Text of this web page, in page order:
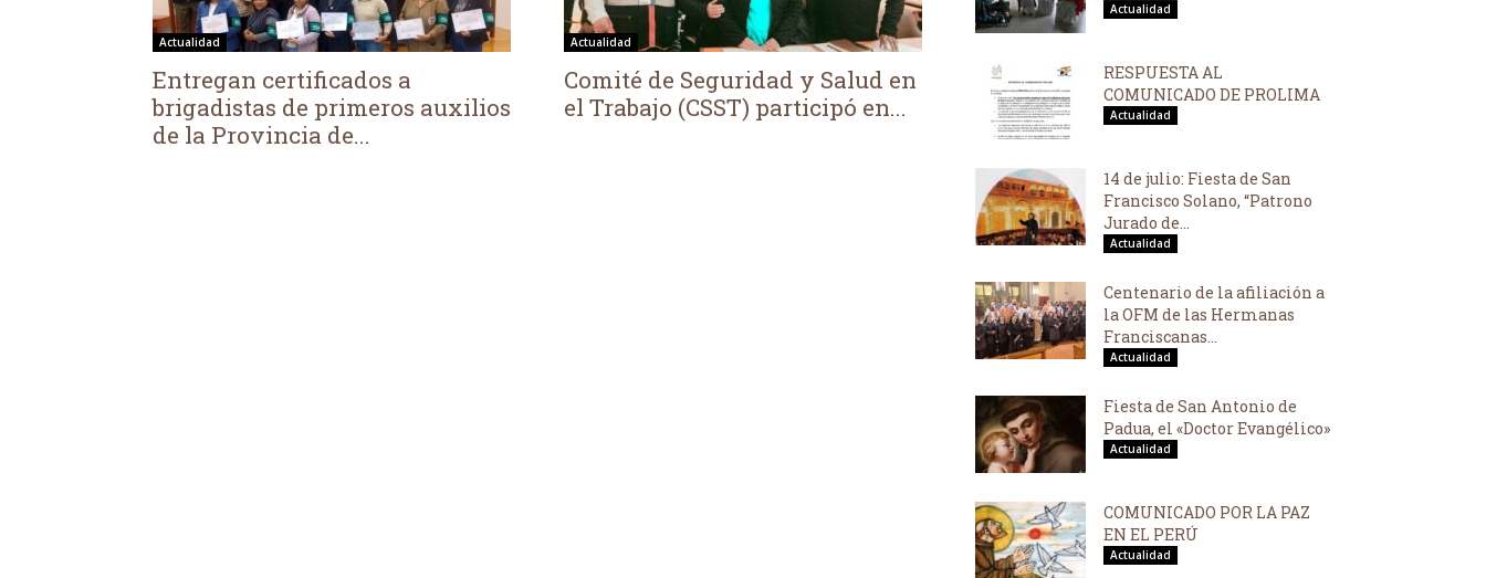
Actualidad
Entregan certificados a
brigadistas de primeros auxilios
de la Provincia de...
Actualidad
Comité de Seguridad y Salud en
el Trabajo (CSST) participó en...
Actualidad
RESPUESTA AL
COMUNICADO DE PROLIMA
Actualidad
14 de julio: Fiesta de San
Francisco Solano, “Patrono
Jurado de...
Actualidad
Centenario de la afiliación a
la OFM de las Hermanas
Franciscanas...
Actualidad
Fiesta de San Antonio de
Padua, el «Doctor Evangélico»
Actualidad
COMUNICADO POR LA PAZ
EN EL PERÚ
Actualidad